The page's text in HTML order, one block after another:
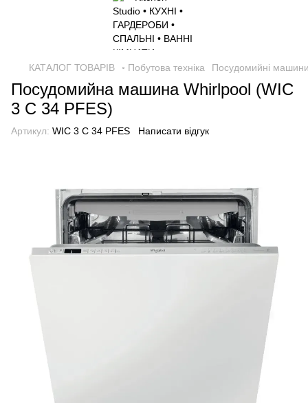
КАТАЛОГ ТОВАРІВ ◦ Побутова техніка Посудомийні
Посудомийна машина Whirlpool (WIC
3 C 34 PFES)
Артикул: WIC 3 C 34 PFES Написати відгук